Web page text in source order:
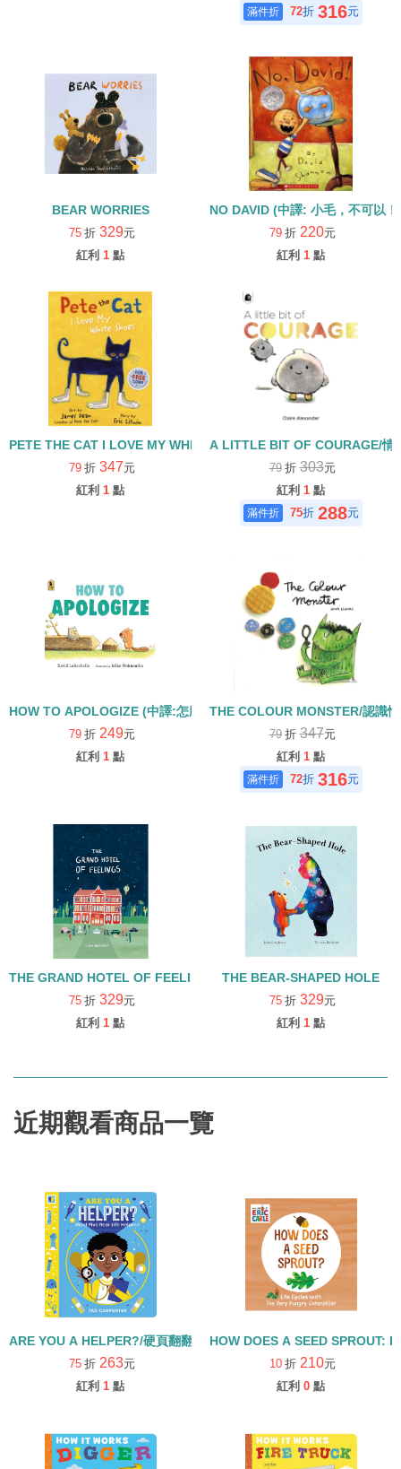
72折 316元
BEAR WORRIES
75 折 329元
紅利 1 點
NO DAVID (中譯: 小毛，不可以！
79 折 220元
紅利 1 點
PETE THE CAT I LOVE MY WHITE SHOES(中譯：皮皮貓—我愛我
79 折 347元
紅利 1 點
A LITTLE BIT OF COURAGE/情
79 折303元
紅利 1 點
75折 288元
HOW TO APOLOGIZE (中譯:怎麼說對不起)
79 折 249元
紅利 1 點
THE COLOUR MONSTER/認識
79 折347元
紅利 1 點
72折 316元
THE GRAND HOTEL OF FEELINGS (中譯:情緒大飯店)
75 折 329元
紅利 1 點
THE BEAR-SHAPED HOLE
75 折 329元
紅利 1 點
近期觀看商品一覽
ARE YOU A HELPER?/硬頁翻翻書
75 折 263元
紅利 1 點
HOW DOES A SEED SPROUT:
10 折 210元
紅利 0 點